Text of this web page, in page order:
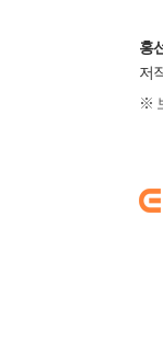
홍
저
※